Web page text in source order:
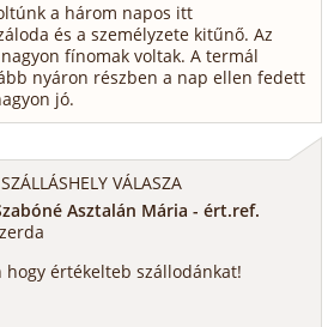
a három napos itt
és a személyzete kitűnő. Az
fínomak voltak. A termál
nyáron részben a nap ellen fedett
jó.
VÁLASZA
Asztalán Mária - ért.ref.
hogy értékelteb szállodánkat!